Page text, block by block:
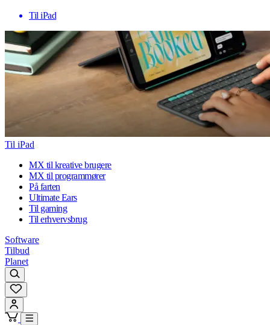
Til iPad
Til iPad
MX til kreative brugere
MX til programmører
På farten
Ultimate Ears
Til gaming
Til erhvervsbrug
Software
Tilbud
Planet